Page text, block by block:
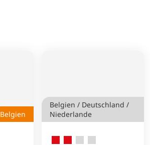
Belgien
Belgien / Deutschland /
Niederlande